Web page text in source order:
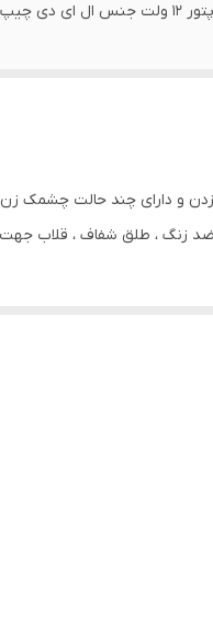
شفاف
و دارای چند حالت چشمک
ضد زنگ ، طلق شفاف ، قلاب